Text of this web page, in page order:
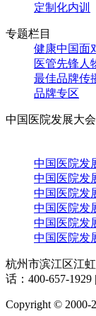
定制化内训
专题栏目
健康中国面
医管先锋人
最佳品牌传
品牌专区
中国医院发展大会
中国医院发
中国医院发
中国医院发
中国医院发
中国医院发
中国医院发
杭州市滨江区江
话：400-657-1929 |
Copyright © 2000-